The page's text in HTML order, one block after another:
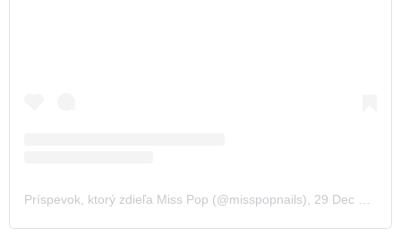
Príspevok, ktorý zdieľa Miss Pop (@misspopnails) 29 Dec 2019 o 12:54 PST